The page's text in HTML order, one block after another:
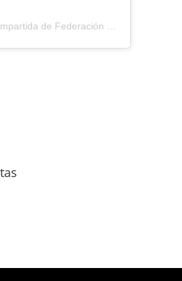
Una publicación compartida de Federación Montañismo Tenerife (@federacion_montanismo_tenerife)